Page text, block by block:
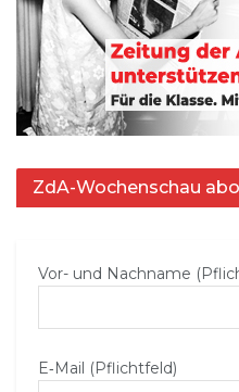
ZdA-Wochenschau
Vor- und Nachname
E‑Mail (Pflichtfeld)